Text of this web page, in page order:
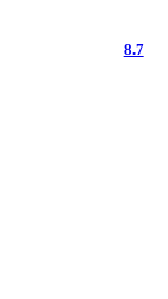
8.7